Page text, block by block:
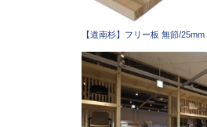
【道南杉】フリー板 無節/